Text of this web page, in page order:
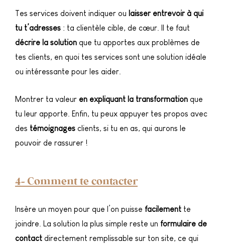
Tes services doivent indiquer ou laisser entrevoir à qui
tu t’adresses : ta clientèle cible, de cœur. Il te faut
décrire la solution que tu apportes aux problèmes de
tes clients, en quoi tes services sont une solution idéale
ou intéressante pour les aider.
Montrer ta valeur en expliquant la transformation que
tu leur apporte. Enfin, tu peux appuyer tes propos avec
des témoignages clients, si tu en as, qui aurons le
pouvoir de rassurer !
4- Comment te contacter
Insère un moyen pour que l’on puisse facilement te
joindre. La solution la plus simple reste un formulaire de
contact directement remplissable sur ton site, ce qui